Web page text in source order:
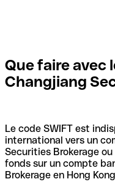
Que faire avec
Changjiang
Le code SWIFT est
international vers un
Securities Brokerage
fonds sur un compte
Brokerage en Hong